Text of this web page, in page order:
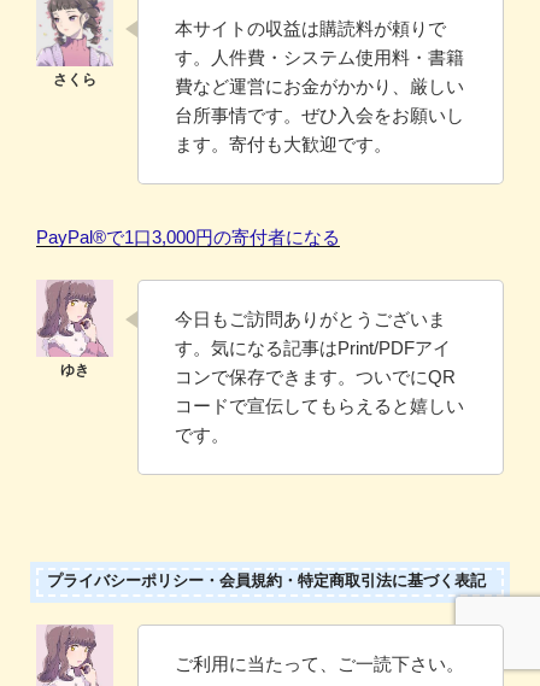
本サイトの収益は購読料が頼りで
す。人件費・システム使用料・書籍
費など運営にお金がかかり、厳しい
台所事情です。ぜひ入会をお願いし
ます。寄付も大歓迎です。
PayPal®️で1口3,000円の寄付者になる
今日もご訪問ありがとうございま
す。気になる記事はPrint/PDFアイ
コンで保存できます。ついでにQR
コードで宣伝してもらえると嬉しい
です。
プライバシーポリシー・会員規約・特定商取引法に基づく表記
ご利用に当たって、ご一読下さい。